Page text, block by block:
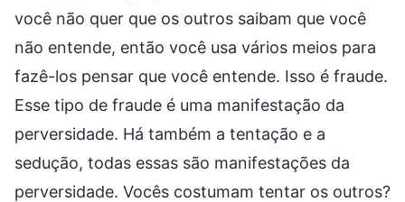
você não quer que os outros saibam que você
não entende, então você usa vários meios para
fazê-los pensar que você entende. Isso é fraude.
Esse tipo de fraude é uma manifestação da
perversidade. Há também a tentação e a
sedução, todas essas são manifestações da
perversidade. Vocês costumam tentar os outros?